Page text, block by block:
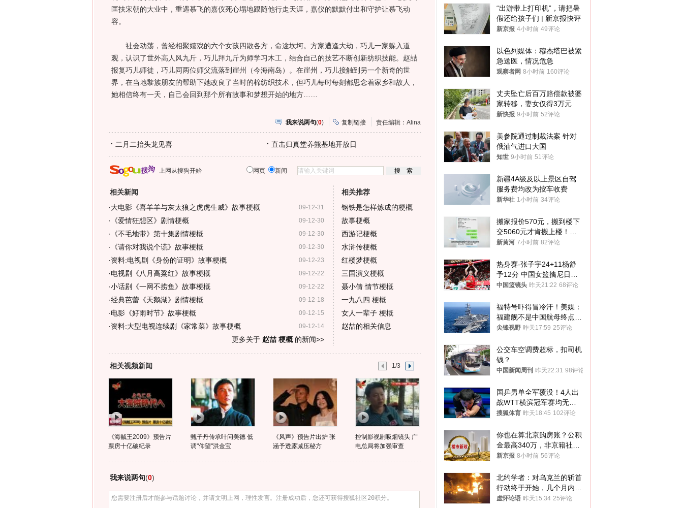
匡扶宋朝的大业中，重遇慕飞的嘉仪死心塌地跟随他行走天涯，嘉仪的默默付出和守护让慕飞动
容。
社会动荡，曾经相聚嬉戏的六个女孩四散各方，命途坎坷。方家遭逢大劫，巧儿一家躲入道
观，认识了世外高人风九斤，巧儿拜九斤为师学习木工，结合自己的技艺不断创新纺织技能。赵喆
报复巧儿师徒，巧儿同两位师父流落到崖州（今海南岛）。在崖州，巧儿接触到另一个新奇的世
界，在当地黎族朋友的帮助下她改良了当时的棉纺织技术，但巧儿每时每刻都思念着家乡和故人，
她相信终有一天，自己会回到那个所有故事和梦想开始的地方……
我来说两句(0) 复制链接 责任编辑：Alina
二月二抬头龙见喜 直击归真堂养熊基地开放日
上网从搜狗开始 网页 新闻
相关新闻
09-12-31
·大电影《喜羊羊与灰太狼之虎虎生威》故事梗概
09-12-30
· 《爱情狂想区》剧情梗概
09-12-30
· 《不毛地带》第十集剧情梗概
09-12-30
· 《请你对我说个谎》故事梗概
09-12-23
·资料:电视剧《身份的证明》故事梗概
09-12-22
·电视剧《八月高粱红》故事梗概
09-12-22
·小话剧《一网不捞鱼》故事梗概
09-12-18
·经典芭蕾《天鹅湖》剧情梗概
09-12-15
·电影《好雨时节》故事梗概
09-12-14
·资料:大型电视连续剧《家常菜》故事梗概
更多关于 赵喆 梗概的新闻>>
相关推荐
钢铁是怎样炼成的梗概
故事梗概
西游记梗概
水浒传梗概
红楼梦梗概
三国演义梗概
聂小倩 情节梗概
一九八四 梗概
女人一辈子 梗概
赵喆的相关信息
相关视频新闻 1/3
《海贼王2009》预告片
票房十亿破纪录
甄子丹传承叶问美德 低
调"仰望"洪金宝
《风声》预告片出炉 张
涵予透露减压秘方
控制影视剧吸烟镜头 广
电总局将加强审查
我来说两句(0)
“出游带上打印机”，请把暑
假还给孩子们 | 新京报快评
新京报 4小时前 49评论
以色列媒体：穆杰塔巴被紧
急送医，情况危急
观察者网 8小时前 160评论
丈夫坠亡后百万赔偿款被婆
家转移，妻女仅得3万元
新快报 9小时前 52评论
美参院通过制裁法案 针对
俄油气进口大国
知世 9小时前 51评论
新疆4A级及以上景区自驾
服务费均改为按车收费
新华社 1小时前 34评论
搬家报价570元，搬到楼下
交5060元才肯搬上楼！女
子傻眼了……
新黄河 7小时前 82评论
热身赛-张子宇24+11杨舒
予12分 中国女篮擒尼日利
亚
中国篮镜头 昨天21:22 68评论
福特号吓得冒冷汗！美媒：
福建舰不是中国航母终点，
而是新起点！
尖锋视野 昨天17:59 25评论
公交车空调费超标，扣司机
钱？
中国新闻周刊 昨天22:31 98评论
国乒男单全军覆没！4人出
战WTT横滨冠军赛均无缘
八强
搜狐体育 昨天18:45 102评论
你也在算北京购房账？公积
金最高340万，非京籍社保
1年
新京报 8小时前 56评论
北约学者：对乌克兰的斩首
行动终于开始，几个月内乌
将投降
虚怀论语 昨天15:34 25评论